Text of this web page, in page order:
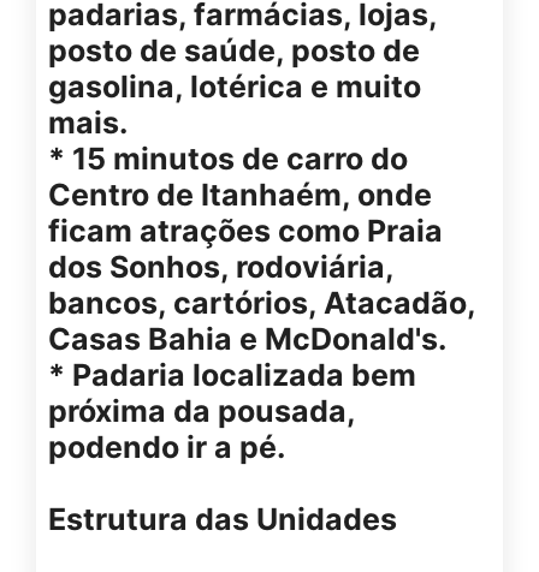
padarias, farmácias, lojas,
posto de saúde, posto de
gasolina, lotérica e muito
mais.
* 15 minutos de carro do
Centro de Itanhaém, onde
ficam atrações como Praia
dos Sonhos, rodoviária,
bancos, cartórios, Atacadão,
Casas Bahia e McDonald's.
* Padaria localizada bem
próxima da pousada,
podendo ir a pé.
Estrutura das Unidades